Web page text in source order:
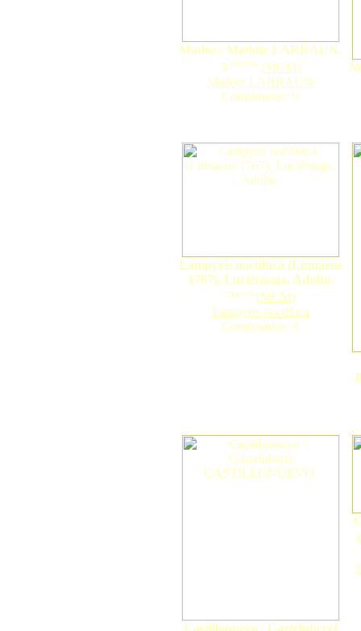
Madoz / Madotz LARRAUN.
3 nuevo (MCM)
Madotz LARRAUN
Comentarios: 0
Lampyris noctiluca (Linnaeus
1767), Luciérnaga. Adulto.
nuevo (MCM)
Lampyris noctiluca
Comentarios: 0
Castillonuevo / Gazteluberri